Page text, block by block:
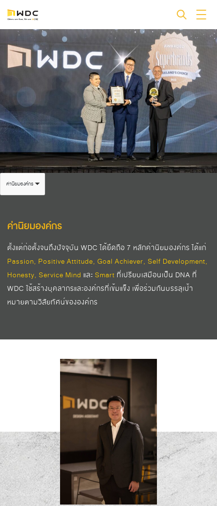
ค่านิยมองค์กร
ค่านิยมองค์กร
ตั้งแต่ก่อตั้งจนถึงปัจจุบัน WDC ได้ยึดถือ 7 หลักค่านิยมองค์กร ได้แก่
Passion, Positive Attitude, Goal Achiever, Self Development,
Honesty, Service Mind และ Smart ที่เปรียบเสมือนเป็น DNA ที่
WDC ใช้สร้างบุคลากรและองค์กรที่เข้มแข็ง เพื่อร่วมกันบรรลุเป้า
หมายตามวิสัยทัศน์ขององค์กร